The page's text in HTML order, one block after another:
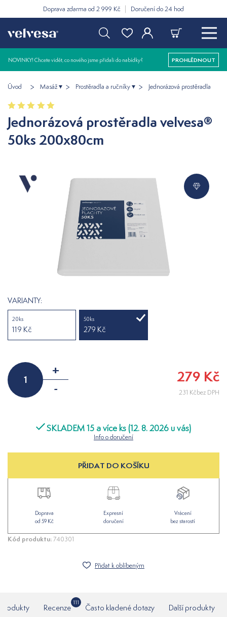
Doprava zdarma od 2 999 Kč Doručení do 24 hod
NOVINKY! Chcete vidět, co nového jsme přidali do nabídky? PROHLÉDNOUT
Úvod Masáž Prostěradla a ručníky Jednorázová prostěradla
Jednorázová prostěradla velvesa®
50ks 200x80cm
VARIANTY:
20ks
119 Kč
50ks
279 Kč
+
-
279 Kč
231 Kčbez DPH
SKLADEM 15 a více ks (12. 8. 2026 u vás)
Info o doručení
PŘIDAT DO KOŠÍKU
Doprava
od 59 Kč
Expresní
doručení
Vrácení
bez starostí
Kód produktu:740301
Přidat k oblíbeným
Recenze
111
Často kladené dotazy Další produkty